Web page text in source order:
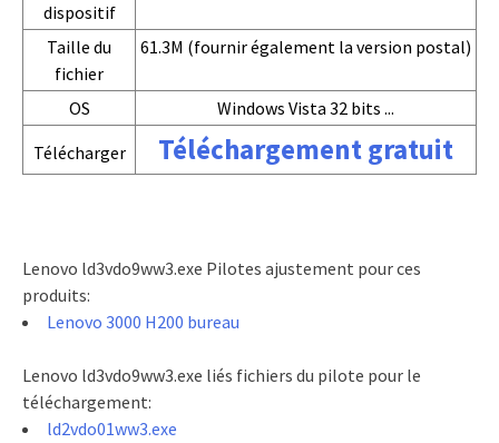
dispositif
Taille du
fichier
61.3M (fournir également la version postal)
OS
Windows Vista 32 bits ...
Télécharger
Téléchargement gratuit
Lenovo ld3vdo9ww3.exe Pilotes ajustement pour ces
produits:
Lenovo 3000 H200 bureau
Lenovo ld3vdo9ww3.exe liés fichiers du pilote pour le
téléchargement:
ld2vdo01ww3.exe